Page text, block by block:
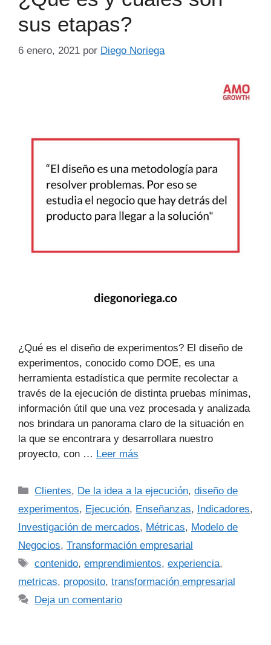
sus etapas?
6 enero, 2021 por Diego Noriega
¿Qué es el diseño de experimentos? El diseño de
experimentos, conocido como DOE, es una
herramienta estadística que permite recolectar a
través de la ejecución de distinta pruebas mínimas,
información útil que una vez procesada y analizada
nos brindara un panorama claro de la situación en
la que se encontrara y desarrollara nuestro
proyecto, con … Leer más
Clientes, De la idea a la ejecución,diseño de
experimentos, Ejecución, Enseñanzas, Indicadores,
Investigación de mercados, Métricas, Modelo de
Negocios, Transformación empresarial
contenido,emprendimientos,experiencia,
metricas, proposito, transformación empresarial
Deja un comentario